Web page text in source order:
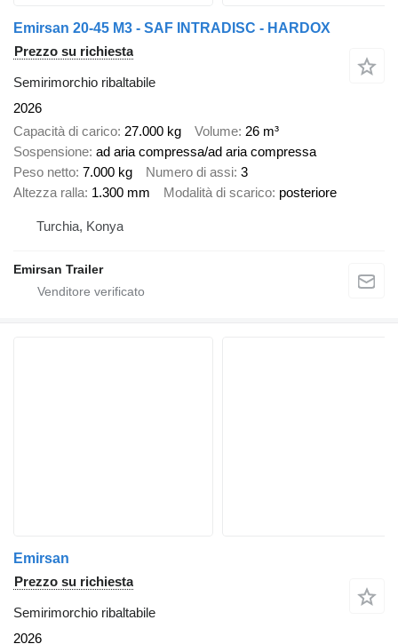
Emirsan 20-45 M3 - SAF INTRADISC - HARDOX
Prezzo su richiesta
Semirimorchio ribaltabile
2026
Capacità di carico 27.000 kg Volume 26 m³
Sospensione ad aria compressa/ad aria compressa
Peso netto 7.000 kg Numero di assi 3
Altezza ralla 1.300 mm Modalità di scarico posteriore
Turchia, Konya
Emirsan Trailer
Emirsan
Prezzo su richiesta
Semirimorchio ribaltabile
2026